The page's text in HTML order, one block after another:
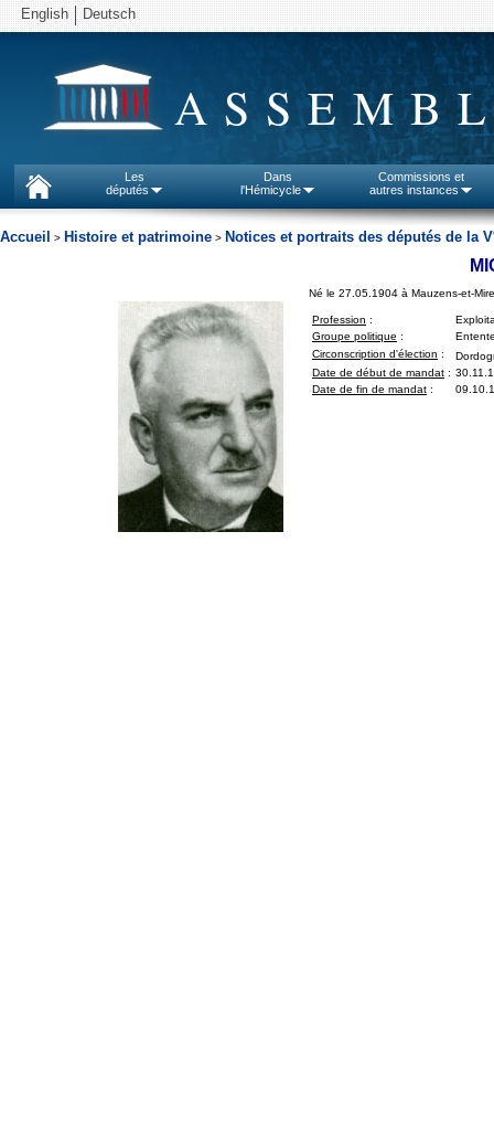
English Deutsch
Les
députés
Dans
l'Hémicycle
Commissions et
autres instances
Accueil > Histoire et patrimoine > Notices et portraits des députés de la V
Né le 27.05.1904 à Mauzens-et-
Profession :
Groupe politique :
Circonscription d'élection :
Date de début de mandat :
Date de fin de mandat :